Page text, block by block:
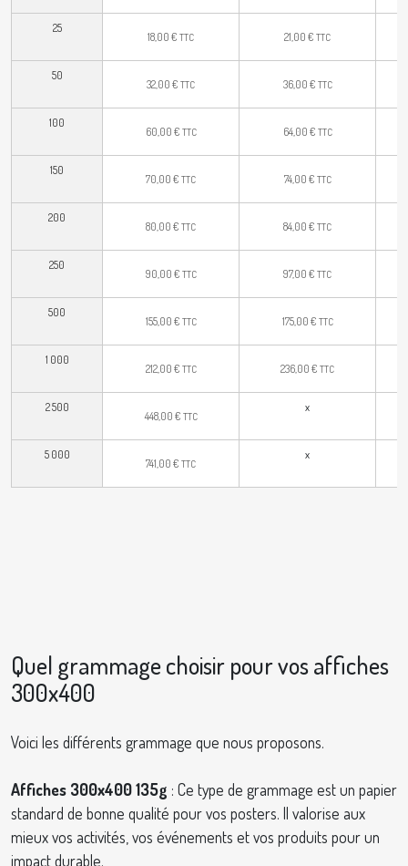
25
18,00€ TTC 21,00€ TTC
50
32,00€ TTC 36,00€ TTC
100
60,00€ TTC 64,00€ TTC
150
70,00€ TTC 74,00€ TTC
200
80,00€ TTC 84,00€ TTC
250
90,00€ TTC 97,00€ TTC
500
155,00€ TTC 175,00€ TTC
1 000
212,00€ TTC 236,00€ TTC
2 500
448,00€ TTC
x
5 000
741,00€ TTC
x
Quel grammage choisir pour vos affiches
300x400
Voici les différents grammage que nous proposons.
Affiches 300x400 135g : Ce type de grammage est un papier
standard de bonne qualité pour vos posters. Il valorise aux
mieux vos activités, vos événements et vos produits pour un
impact durable.